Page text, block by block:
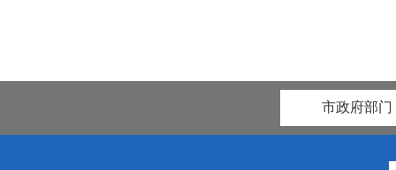
市政府部门